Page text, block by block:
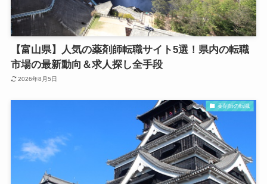
【富山県】人気の薬剤師転職サイト5選！県内の転職
市場の最新動向＆求人探し全手段
2026年8月5日
薬剤師の転職